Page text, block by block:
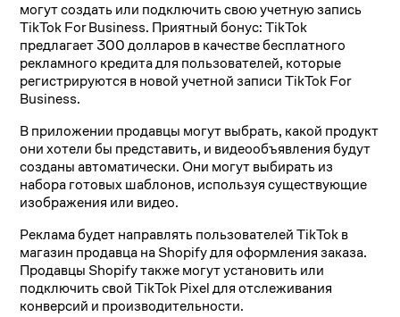
могут создать или подключить свою учетную запись
TikTok For Business. Приятный бонус: TikTok
предлагает 300 долларов в качестве бесплатного
рекламного кредита для пользователей, которые
регистрируются в новой учетной записи TikTok For
Business.
В приложении продавцы могут выбрать, какой продукт
они хотели бы представить, и видеообъявления будут
созданы автоматически. Они могут выбирать из
набора готовых шаблонов, используя существующие
изображения или видео.
Реклама будет направлять пользователей TikTok в
магазин продавца на Shopify для оформления заказа.
Продавцы Shopify также могут установить или
подключить свой TikTok Pixel для отслеживания
конверсий и производительности.